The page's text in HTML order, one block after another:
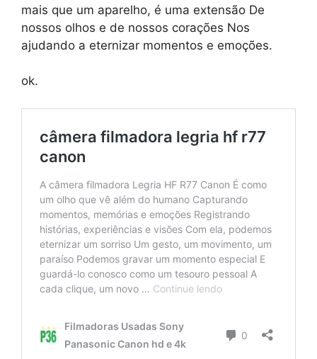
mais que um aparelho, é uma extensão De
nossos olhos e de nossos corações Nos
ajudando a eternizar momentos e emoções.
ok.